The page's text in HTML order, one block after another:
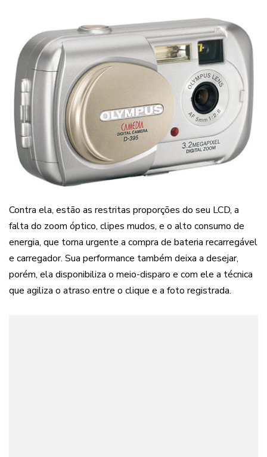
Contra ela, estão as restritas proporções do seu LCD, a
falta do zoom óptico, clipes mudos, e o alto consumo de
energia, que torna urgente a compra de bateria recarregável
e carregador. Sua performance também deixa a desejar,
porém, ela disponibiliza o meio-disparo e com ele a técnica
que agiliza o atraso entre o clique e a foto registrada.